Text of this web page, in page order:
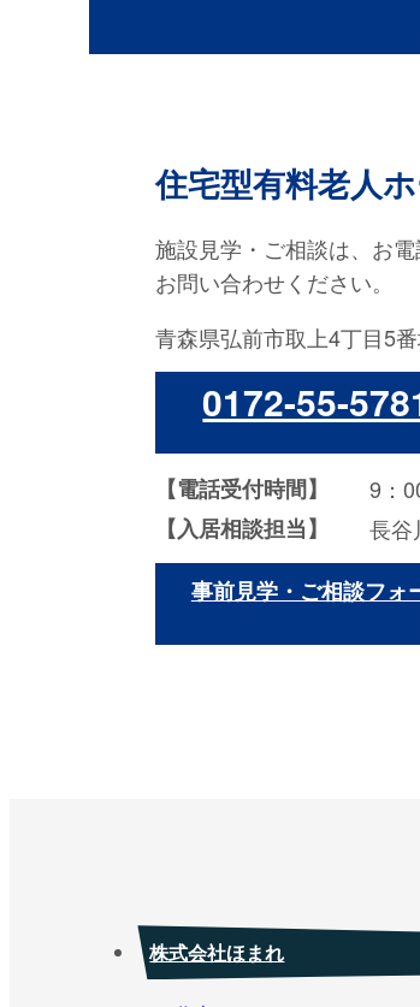
住宅型有料老人
施設見学・ご相談は、お
お問い合わせください。
青森県弘前市取上4丁目5
0172-55-
【電話受付時間】
9：
【入居相談担当】
長谷
事前見学・ご相談フォ
株式会社ほまれ